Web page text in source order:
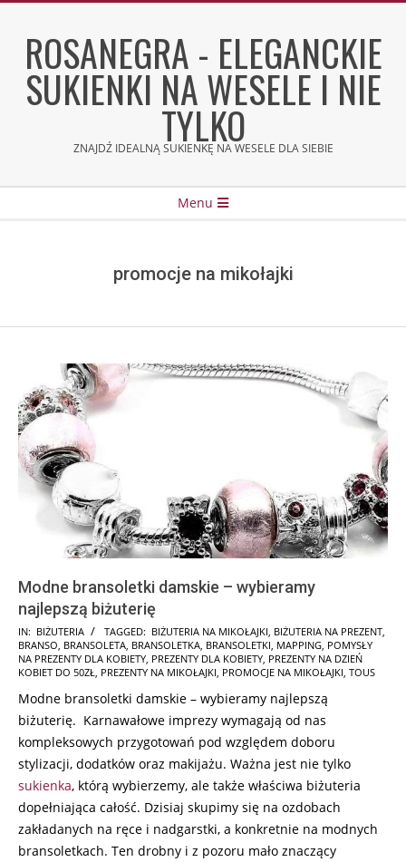
contentROSANEGRA - ELEGANCKIE
SUKIENKI NA WESELE I NIE
TYLKO
ZNAJDŹ IDEALNĄ SUKIENKĘ NA WESELE DLA SIEBIE
Menu
promocje na mikołajki
Modne bransoletki damskie – wybieramy
najlepszą biżuterię
2024-
11-
24
IN: BIŻUTERIA TAGGED: BIŻUTERIA NA MIKOŁAJKI BIŻUTERIA NA PREZENT
BRANSO BRANSOLETA BRANSOLETKA BRANSOLETKI MAPPING POMYSŁY
NA PREZENTY DLA KOBIETY PREZENTY DLA KOBIETY PREZENTY NA DZIEŃ
KOBIET DO 50ZŁ PREZENTY NA MIKOŁAJKI PROMOCJE NA MIKOŁAJKI TOUS
Modne bransoletki damskie – wybieramy najlepszą
biżuterię. Karnawałowe imprezy wymagają od nas
kompleksowych przygotowań pod względem doboru
stylizacji, dodatków oraz makijażu. Ważna jest nie tylko
sukienka, którą wybierzemy, ale także właściwa biżuteria
dopełniająca całość. Dzisiaj skupimy się na ozdobach
zakładanych na ręce i nadgarstki, a konkretnie na modnych
bransoletkach. Ten drobny i z pozoru mało znaczący